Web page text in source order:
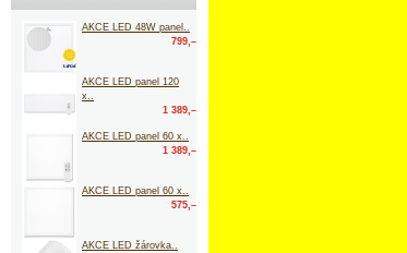
AKCE LED 48W panel..
799,–
AKCE LED panel 120
x..
1 389,–
AKCE LED panel 60 x..
1 389,–
AKCE LED panel 60 x..
575,–
AKCE LED žárovka..